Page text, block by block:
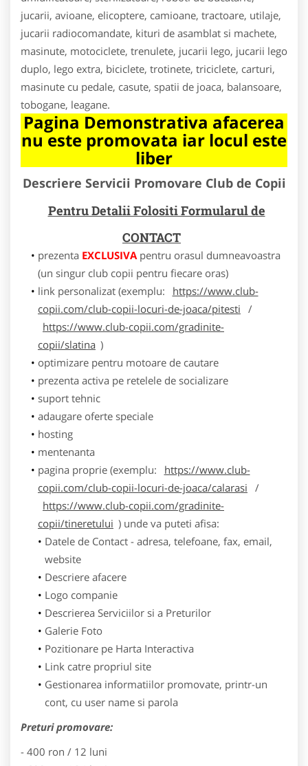
jucarii, avioane, elicoptere, camioane, tractoare, utilaje,
jucarii radiocomandate, kituri de asamblat si machete,
masinute, motociclete, trenulete, jucarii lego, jucarii lego
duplo, lego extra, biciclete, trotinete, triciclete, carturi,
masinute cu pedale, casute, spatii de joaca, balansoare,
tobogane, leagane.
Pagina Demonstrativa afacerea
nu este promovata iar locul este
liber
Descriere Servicii Promovare Club de Copii
Pentru Detalii Folositi Formularul de
CONTACT
prezenta EXCLUSIVApentru orasul dumneavoastra
(un singur club copii pentru fiecare oras)
link personalizat (exemplu:
https://www.club-
copii.com/club-copii-locuri-de-joaca/pitesti /
https://www.club-copii.com/gradinite-
copii/slatina )
optimizare pentru motoare de cautare
prezenta activa pe retelele de socializare
suport tehnic
adaugare oferte speciale
hosting
mentenanta
pagina proprie (exemplu:
https://www.club-
copii.com/club-copii-locuri-de-joaca/calarasi /
https://www.club-copii.com/gradinite-
copii/tineretului ) unde va puteti afisa:
Datele de Contact - adresa, telefoane, fax, email,
website
Descriere afacere
Logo companie
Descrierea Serviciilor si a Preturilor
Galerie Foto
Pozitionare pe Harta Interactiva
Link catre propriul site
Gestionarea informatiilor promovate, printr-un
cont, cu user name si parola
Preturi promovare:
- 400 ron / 12 luni